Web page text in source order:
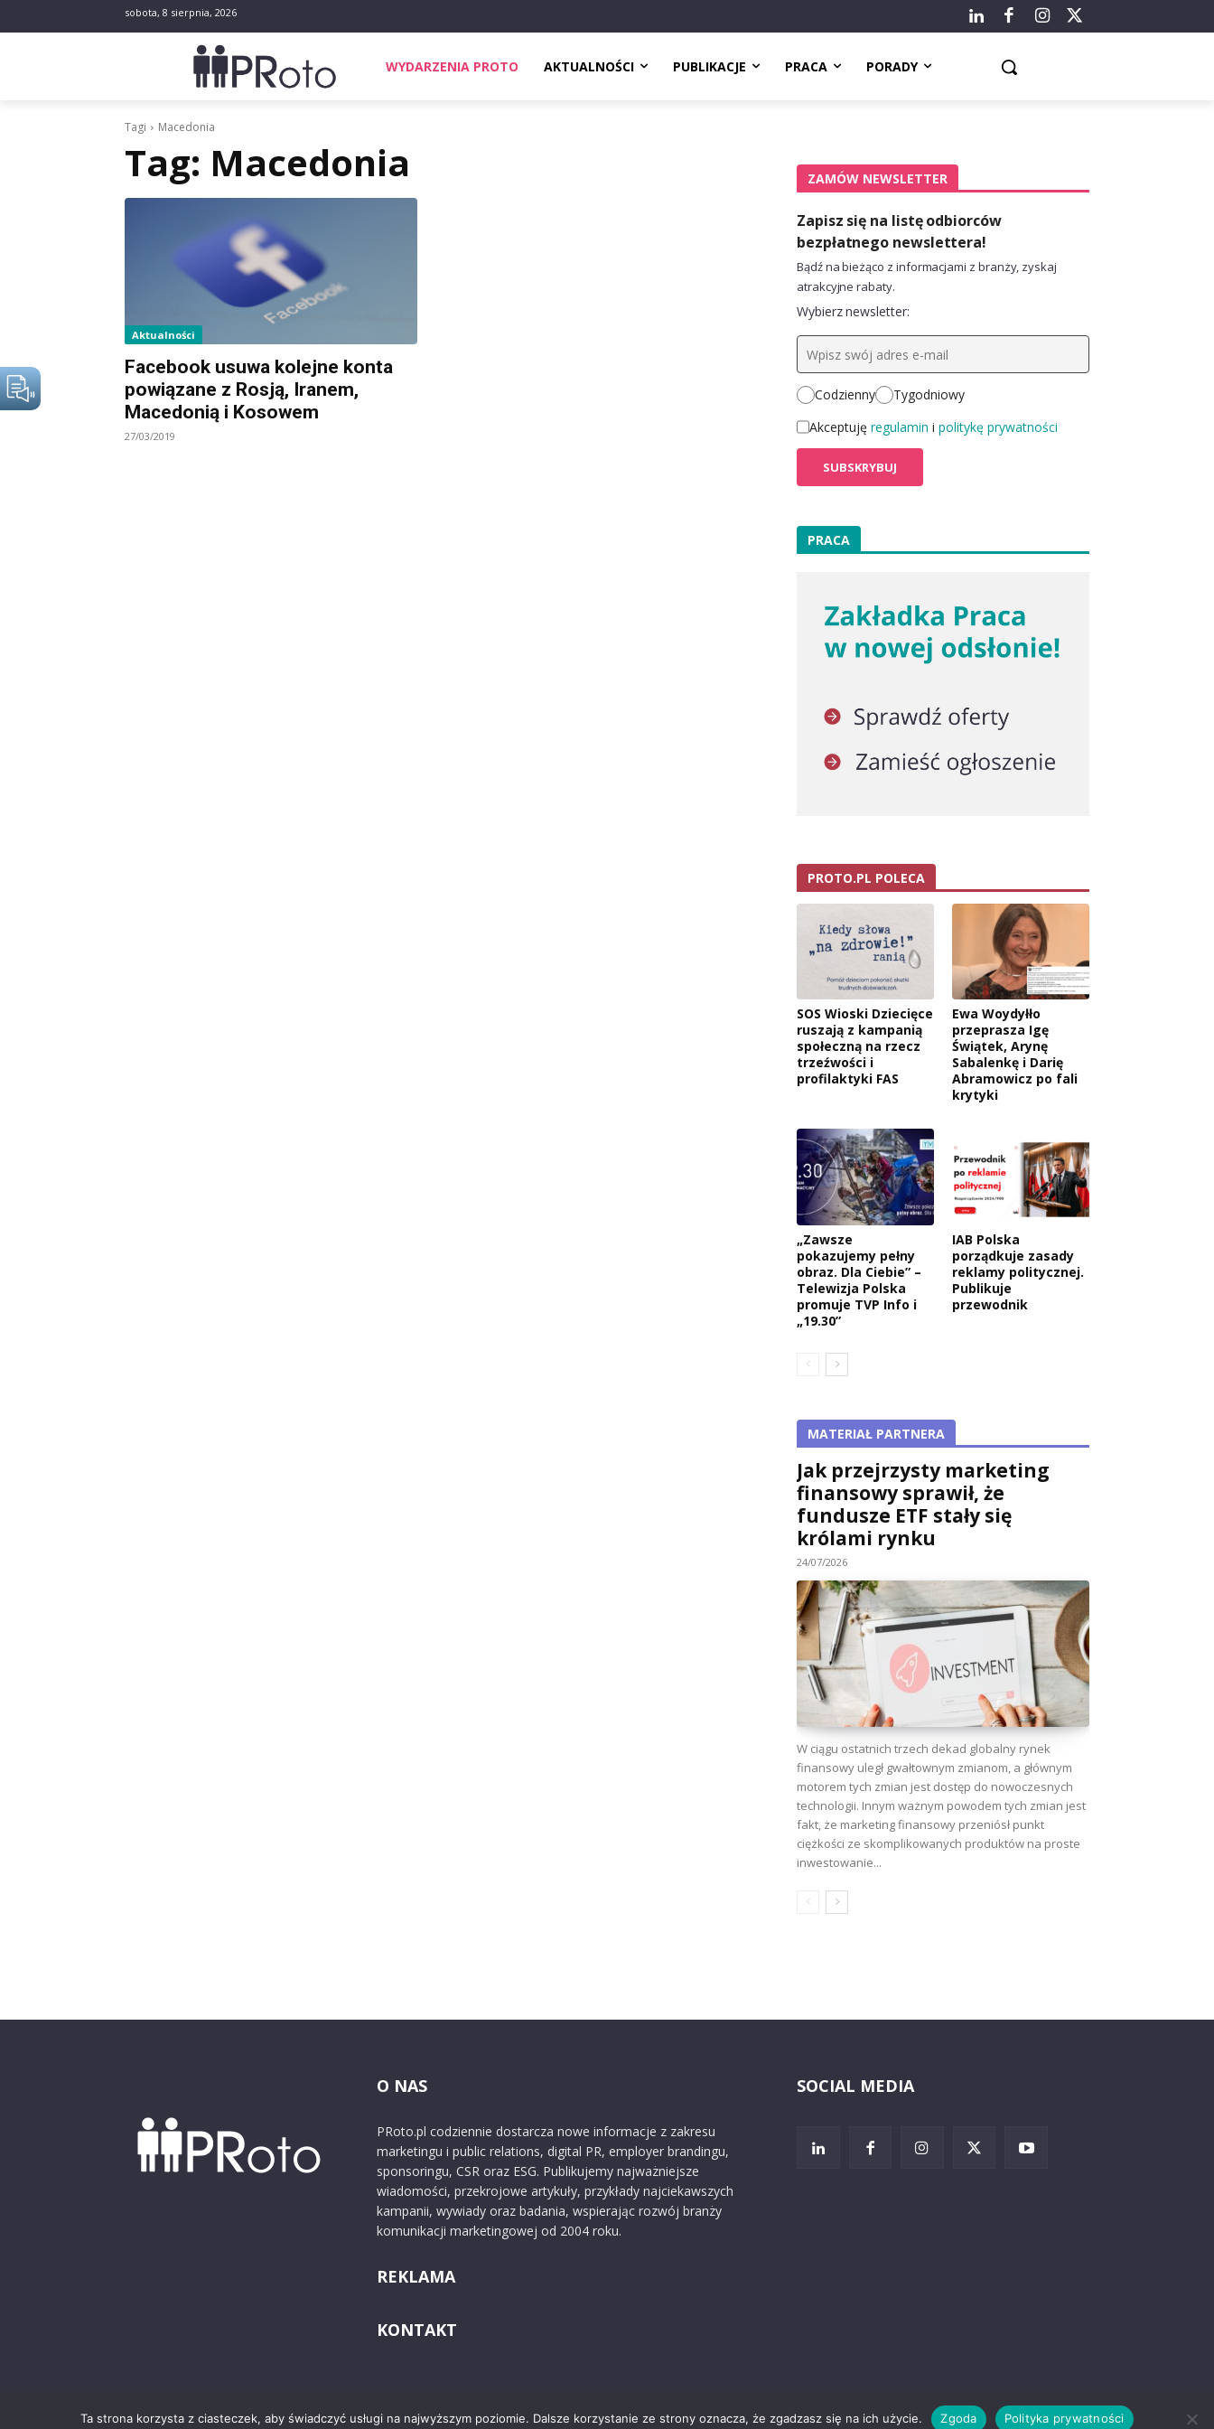
sobota, 8 sierpnia, 2026
WYDARZENIA PROTO AKTUALNOŚCI PUBLIKACJE PRACA PORADY
Tagi Macedonia
Tag: Macedonia
Aktualności
Facebook usuwa kolejne konta
powiązane z Rosją, Iranem,
Macedonią i Kosowem
27/03/2019
ZAMÓW NEWSLETTER
Zapisz się na listę odbiorców
bezpłatnego newslettera!
Bądź na bieżąco z informacjami z branży, zyskaj
atrakcyjne rabaty.
Wybierz newsletter:
Codzienny
Tygodniowy
Akceptuję regulamin i politykę prywatności
PRACA
PROTO.PL POLECA
SOS Wioski Dziecięce
ruszają z kampanią
społeczną na rzecz
trzeźwości i
profilaktyki FAS
Ewa Woydyłło
przeprasza Igę
Świątek, Arynę
Sabalenkę i Darię
Abramowicz po fali
krytyki
„Zawsze
pokazujemy pełny
obraz. Dla Ciebie” –
Telewizja Polska
promuje TVP Info i
„19.30”
IAB Polska
porządkuje zasady
reklamy politycznej.
Publikuje
przewodnik
MATERIAŁ PARTNERA
Jak przejrzysty marketing
finansowy sprawił, że
fundusze ETF stały się
królami rynku
24/07/2026
W ciągu ostatnich trzech dekad globalny rynek
finansowy uległ gwałtownym zmianom, a głównym
motorem tych zmian jest dostęp do nowoczesnych
technologii. Innym ważnym powodem tych zmian jest
fakt, że marketing finansowy przeniósł punkt
ciężkości ze skomplikowanych produktów na proste
inwestowanie...
O NAS
PRoto.pl codziennie dostarcza nowe informacje z zakresu
marketingu i public relations, digital PR, employer brandingu,
sponsoringu, CSR oraz ESG. Publikujemy najważniejsze
wiadomości, przekrojowe artykuły, przykłady najciekawszych
kampanii, wywiady oraz badania, wspierając rozwój branży
komunikacji marketingowej od 2004 roku.
REKLAMA
KONTAKT
SOCIAL MEDIA
Ta strona korzysta z ciasteczek, aby świadczyć usługi na najwyższym poziomie. Dalsze korzystanie ze strony oznacza, że zgadzasz się na ich użycie. Zgoda Polityka prywatności